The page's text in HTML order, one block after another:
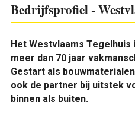
Bedrijfsprofiel -
Het Westvlaams Tegelhuis
meer dan 70 jaar
Gestart als
ook de partner bij uitstek
binnen als buiten.